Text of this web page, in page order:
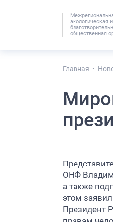
экологическая и
общественная
Главная
ОНФ
а также
этом
Президент